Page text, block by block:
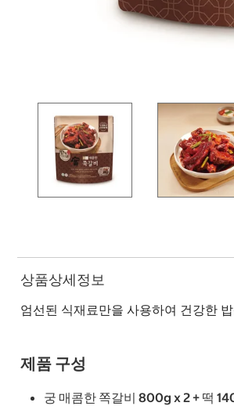
상품상세정보
엄선된 식재료만을 사용하여 건강한
제품 구성
궁 매콤한 쪽갈비 800g x 2 + 떡